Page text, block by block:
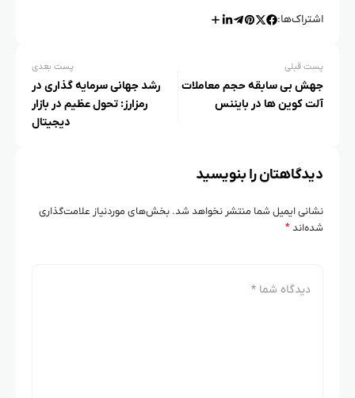
اشتراک‌ها:
پست قبلی
جهش بی‌ سابقه حجم معاملات
آلت کوین‌ ها در بایننس
پست بعدی
رشد جهانی سرمایه‌ گذاری در
رمزارز: تحول عظیم در بازار
دیجیتال
دیدگاهتان را بنویسید
نشانی ایمیل شما منتشر نخواهد شد. بخش‌های موردنیاز علامت‌گذاری
شده‌اند*